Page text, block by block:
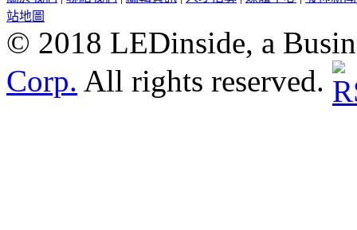
站地圖
© 2018 LEDinside, a
Corp. All rights reserved.